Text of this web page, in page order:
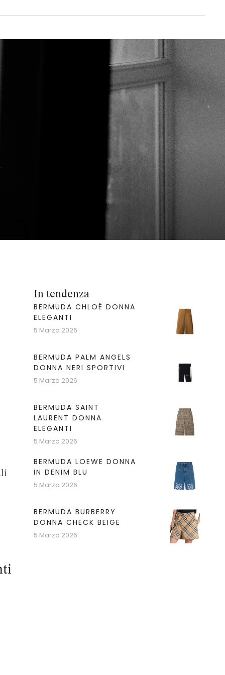
In tendenza
BERMUDA CHLOÉ DONNA
ELEGANTI
5 Marzo 2026
BERMUDA PALM ANGELS
DONNA NERI SPORTIVI
5 Marzo 2026
BERMUDA SAINT
LAURENT DONNA
ELEGANTI
5 Marzo 2026
BERMUDA LOEWE DONNA
IN DENIM BLU
5 Marzo 2026
BERMUDA BURBERRY
DONNA CHECK BEIGE
5 Marzo 2026